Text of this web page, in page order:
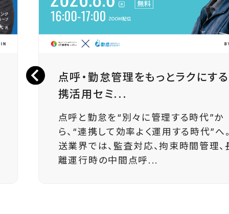
点呼・勤怠管理をもっとラクにす
携活用セミ...
点呼と勤怠を“別々に管理する時代”か
ら、“連携して効率よく運用する時代”へ
送業界では、監査対応、拘束時間管理、
離運行時の中間点呼...